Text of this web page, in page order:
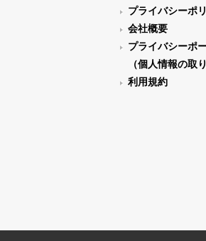
プライバシーポ
会社概要
プライバシーポ
（個人情報の取
利用規約